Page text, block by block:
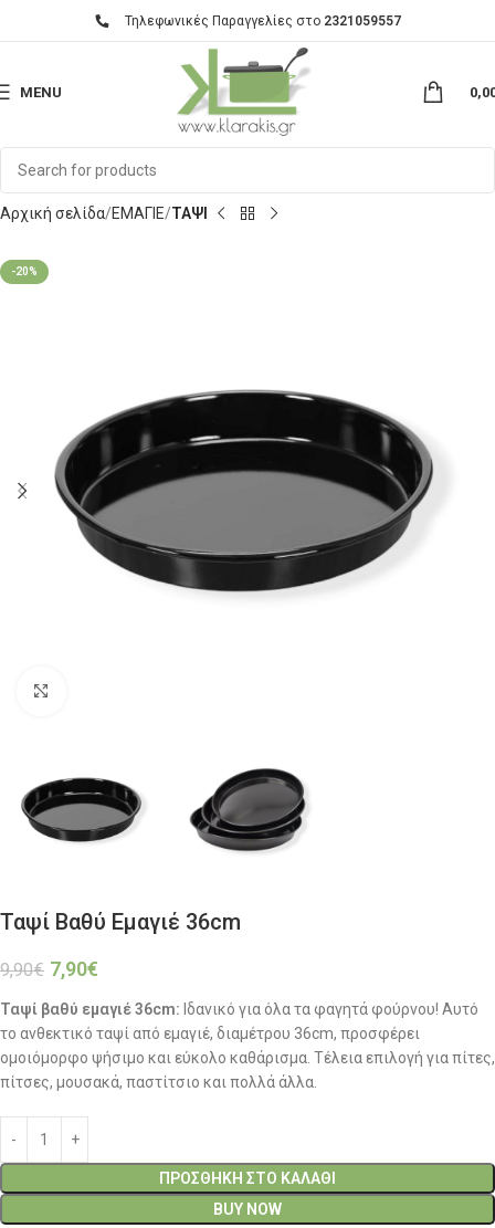
Τηλεφωνικές Παραγγελίες στο 2321059557
MENU
Αρχική σελίδα ΕΜΑΓΙΕ ΤΑΨΙ
-20%
Ταψί Βαθύ Εμαγιέ 36cm
9,90€ 7,90€
Ταψί βαθύ εμαγιέ 36cm: Ιδανικό για όλα τα φαγητά φούρνου! Αυτό
το ανθεκτικό ταψί από εμαγιέ, διαμέτρου 36cm, προσφέρει
ομοιόμορφο ψήσιμο και εύκολο καθάρισμα. Τέλεια επιλογή για πίτες,
πίτσες, μουσακά, παστίτσιο και πολλά άλλα.
ΠΡΟΣΘΉΚΗ ΣΤΟ ΚΑΛΆΘΙ
BUY NOW